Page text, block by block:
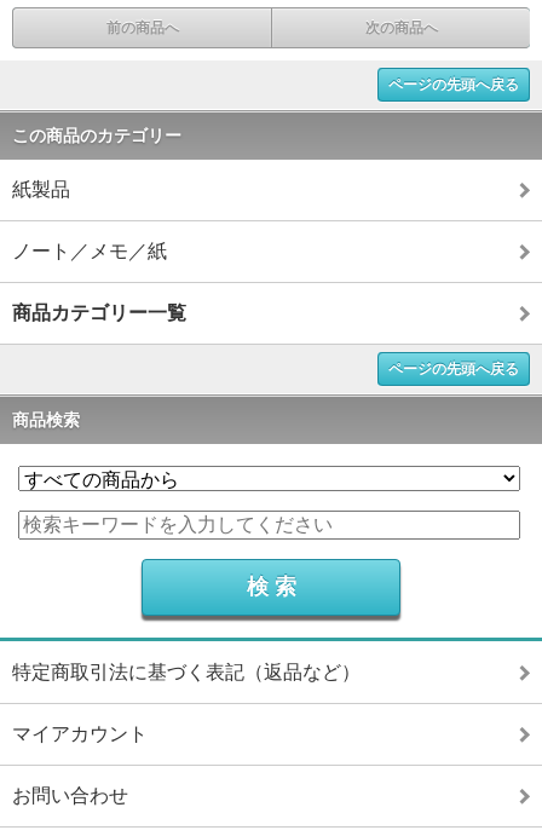
前の商品へ 次の商品へ
ページの先頭へ戻る
この商品のカテゴリー
紙製品
ノート／メモ／紙
商品カテゴリー一覧
ページの先頭へ戻る
商品検索
特定商取引法に基づく表記（返品など）
マイアカウント
お問い合わせ